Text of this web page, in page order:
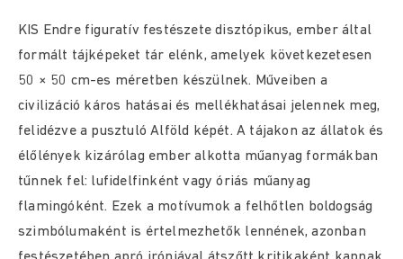
KIS Endre figuratív festészete disztópikus, ember által
formált tájképeket tár elénk, amelyek következetesen
50 × 50 cm-es méretben készülnek. Műveiben a
civilizáció káros hatásai és mellékhatásai jelennek meg,
felidézve a pusztuló Alföld képét. A tájakon az állatok és
élőlények kizárólag ember alkotta műanyag formákban
tűnnek fel: lufidelfinként vagy óriás műanyag
flamingóként. Ezek a motívumok a felhőtlen boldogság
szimbólumaként is értelmezhetők lennének, azonban